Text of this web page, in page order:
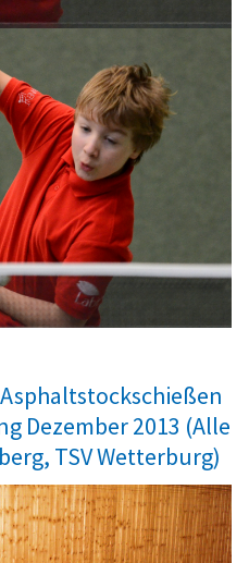
Dezember 2013 (Alle
TSV Wetterburg)